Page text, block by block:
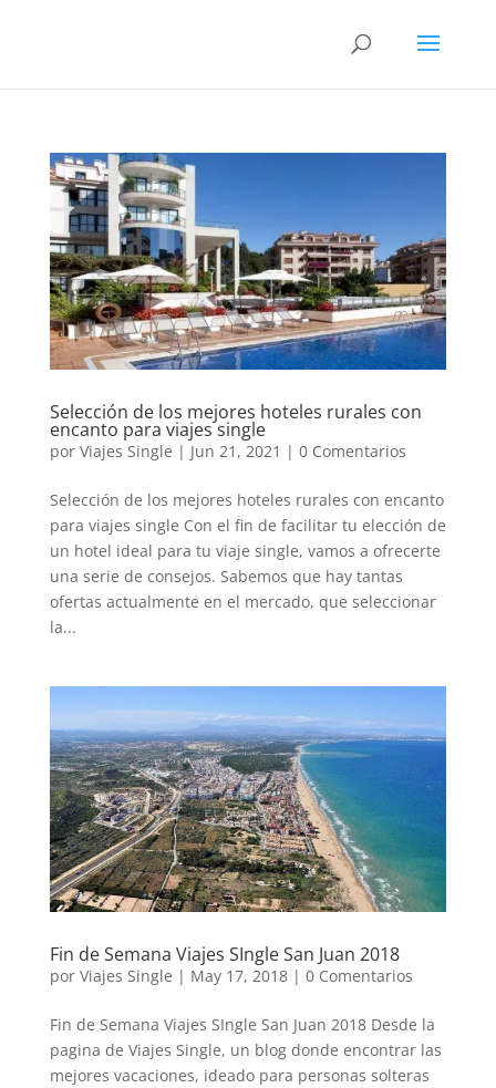
Selección de los mejores hoteles rurales con
encanto para viajes single
por Viajes Single | Jun 21, 2021 | 0 Comentarios
Selección de los mejores hoteles rurales con encanto
para viajes single Con el fin de facilitar tu elección de
un hotel ideal para tu viaje single, vamos a ofrecerte
una serie de consejos. Sabemos que hay tantas
ofertas actualmente en el mercado, que seleccionar
la...
Fin de Semana Viajes SIngle San Juan 2018
por Viajes Single | May 17, 2018| 0 Comentarios
Fin de Semana Viajes SIngle San Juan 2018 Desde la
pagina de Viajes Single, un blog donde encontrar las
mejores vacaciones, ideado para personas solteras